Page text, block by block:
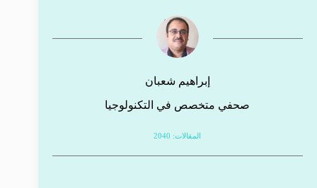
إبراهيم شعبان
صحفي متخصص في التكنولوجيا
المقالات: 2040